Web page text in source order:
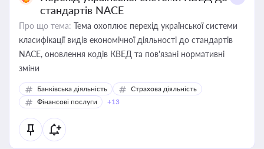
стандартів NACE
Про що тема: Тема охоплює перехід української системи
класифікації видів економічної діяльності до стандартів
NACE, оновлення кодів КВЕД та пов'язані нормативні
зміни
Банківська діяльність
Страхова діяльність
Фінансові послуги
+13